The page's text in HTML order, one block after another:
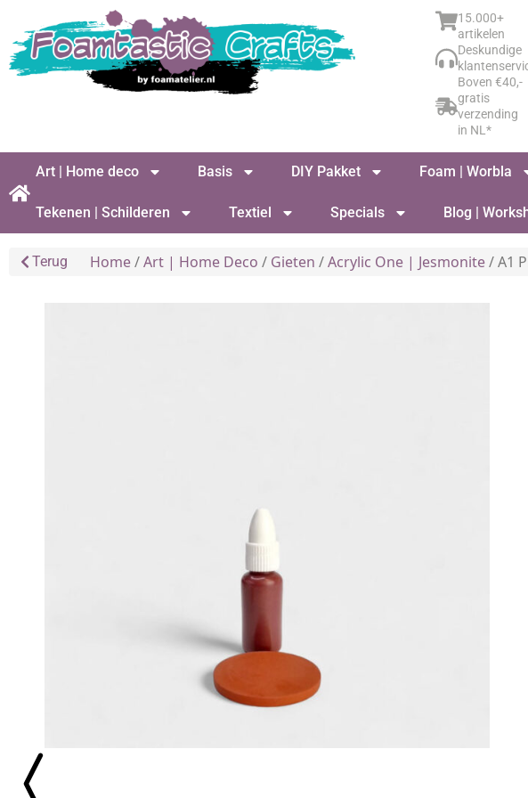
15.000+
artikelen
Deskundige
Boven €40,-
gratis
verzending
in NL*
Art | Home deco Basis DIY Pakket Foam | Worbla
Tekenen | Schilderen Textiel Specials Blog |
Terug Home/Art | Home Deco / Gieten /Acrylic One | Jesmonite/ A1